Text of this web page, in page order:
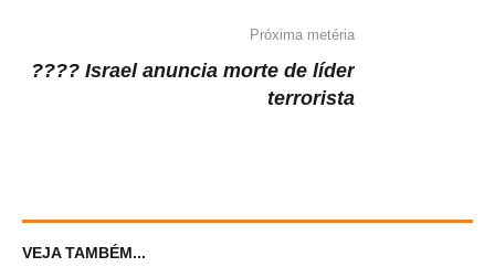
Próxima metéria
???? Israel anuncia morte de líder
terrorista
VEJA TAMBÉM...